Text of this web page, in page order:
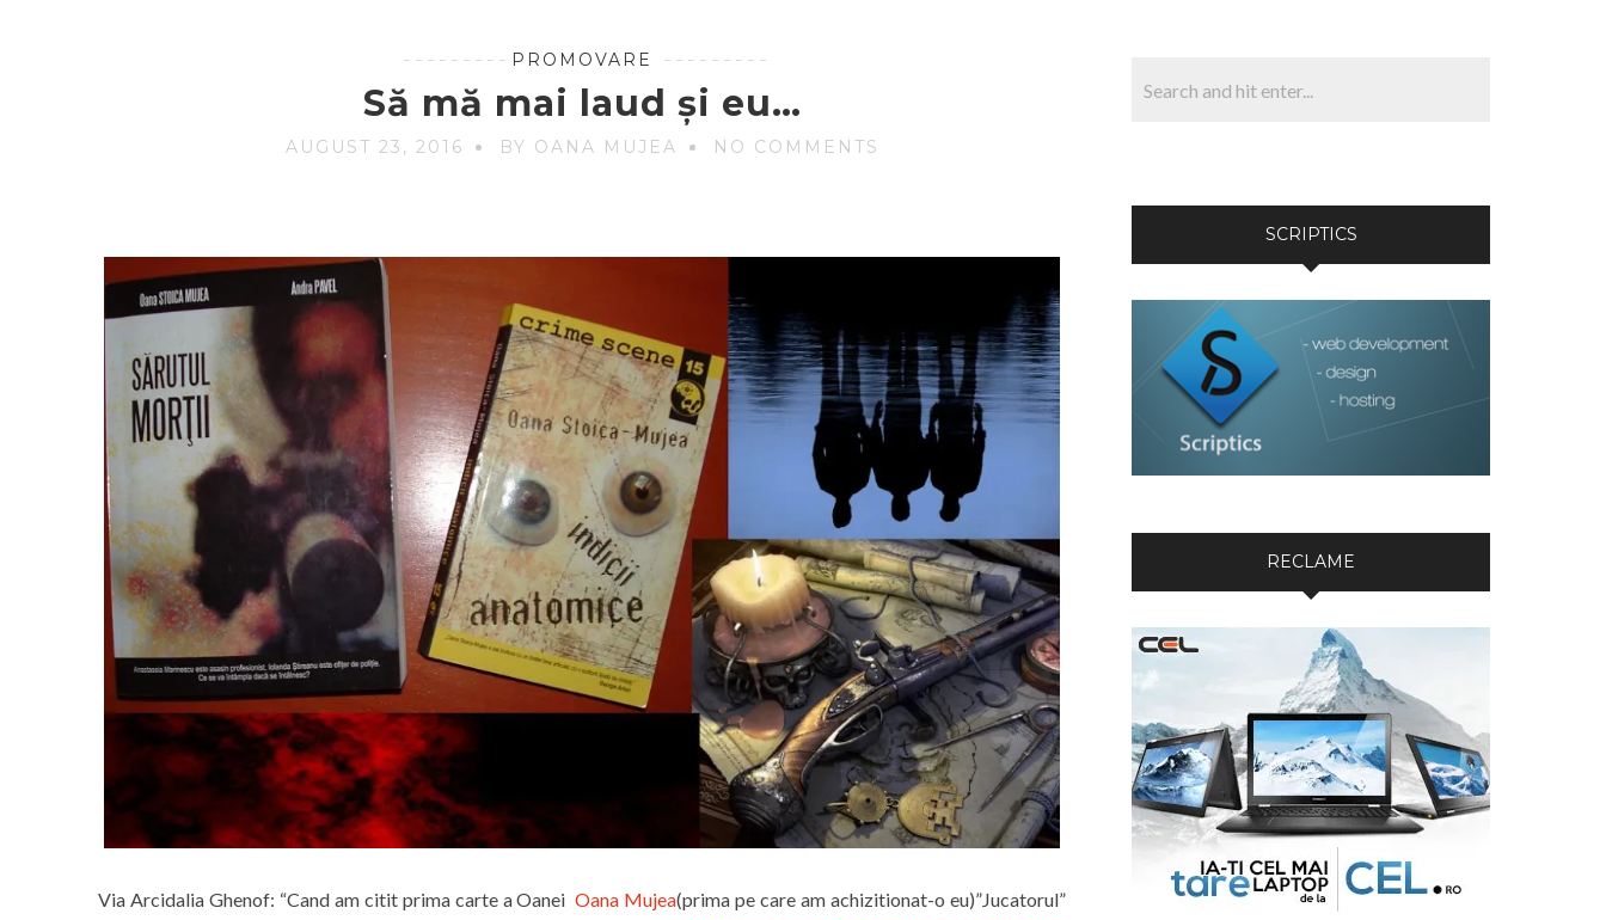
PROMOVARE
Să mă mai laud și eu…
AUGUST 23, 2016 BY OANA MUJEA NO COMMENTS
Via Arcidalia Ghenof: “Cand am citit prima carte a OaneiOana Mujea(prima pe care am achizitionat-o eu)”Jucatorul”
SCRIPTICS
RECLAME